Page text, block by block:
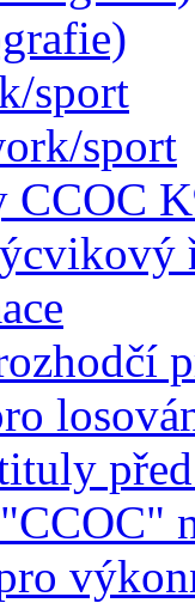
sport
sport
CCOC